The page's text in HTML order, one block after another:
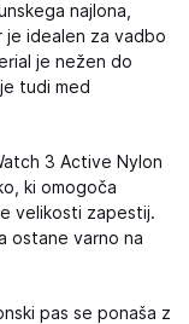
najlona,
je idealen za vadbo
je nežen do
tudi med
3 Active Nylon
ki omogoča
velikosti zapestij.
ostane varno na
pas se ponaša z